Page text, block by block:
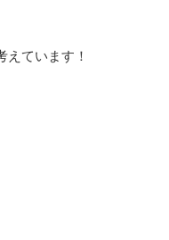
えています！